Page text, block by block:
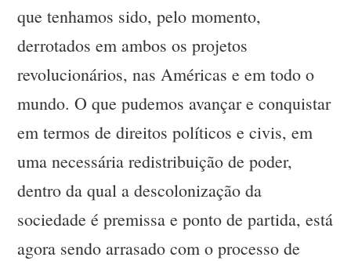
que tenhamos sido, pelo momento,
derrotados em ambos os projetos
revolucionários, nas Américas e em todo o
mundo. O que pudemos avançar e conquistar
em termos de direitos políticos e civis, em
uma necessária redistribuição de poder,
dentro da qual a descolonização da
sociedade é premissa e ponto de partida, está
agora sendo arrasado com o processo de